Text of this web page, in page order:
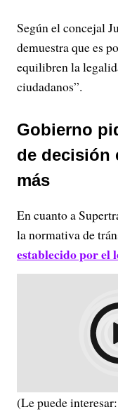
Según el concejal
demuestra que es
equilibren la
ciudadanos”.
Gobierno
de decisión
más
En cuanto a
la normativa de
establecido por el
(Le puede interesar: